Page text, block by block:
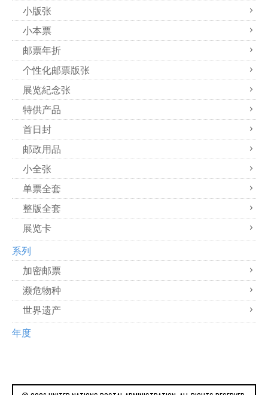
小版张
小本票
邮票年折
个性化邮票版张
展览紀念张
特供产品
首日封
邮政用品
小全张
单票全套
整版全套
展览卡
系列
加密邮票
濒危物种
世界遗产
年度